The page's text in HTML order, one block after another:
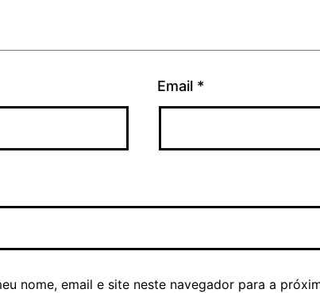
Email *
nome, email e site neste navegador para a